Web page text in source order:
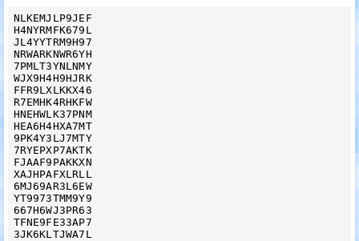
NLKEMJLP9JEF
H4NYRMFK679L
JL4YYTRM9H97
NRWARKNWR6YH
7PMLT3YNLNMY
WJX9H4H9HJRK
FFR9LXLKKX46
R7EMHK4RHKFW
HNEHWLK37PNM
HEA6H4HXA7MT
9PK4Y3LJ7MTY
7RYEPXP7AKTK
FJAAF9PAKKXN
XAJHPAFXLRLL
6MJ69AR3L6EW
YT9973TMM9Y9
667H6WJ3PR63
TFNE9FE33AP7
3JK6KLTJWA7L